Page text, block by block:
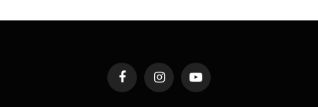
FacebookInstagramYouTube